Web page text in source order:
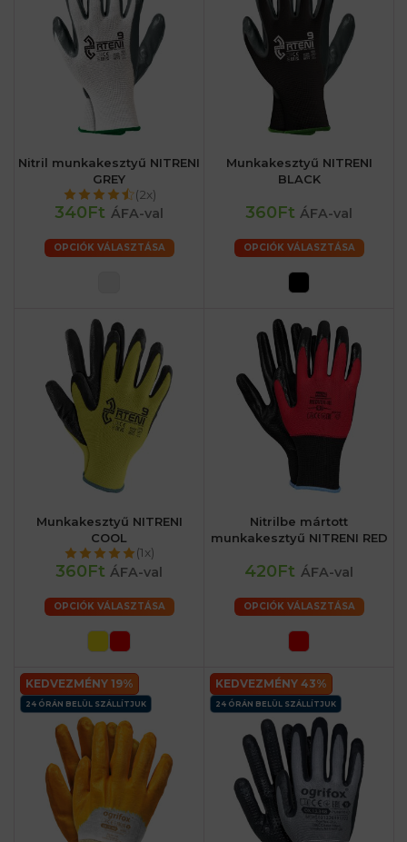
Nitril munkakesztyű NITRENI
GREY
(2x)
340Ft ÁFA-val
OPCIÓK VÁLASZTÁSA
Munkakesztyű NITRENI
BLACK
360Ft ÁFA-val
OPCIÓK VÁLASZTÁSA
Munkakesztyű NITRENI
COOL
(1x)
360Ft ÁFA-val
OPCIÓK VÁLASZTÁSA
Nitrilbe mártott
munkakesztyű NITRENI RED
420Ft ÁFA-val
OPCIÓK VÁLASZTÁSA
KEDVEZMÉNY 19%
24 ÓRÁN BELÜL SZÁLLÍTJUK
KEDVEZMÉNY 43%
24 ÓRÁN BELÜL SZÁLLÍTJUK